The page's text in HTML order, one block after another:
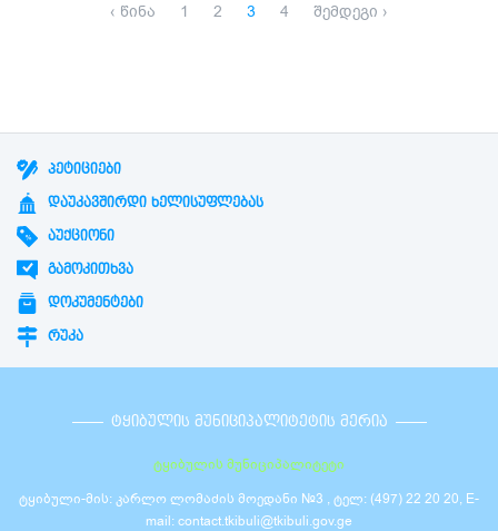
‹ წინა
1 2 3 4 შემდეგი ›
ᲞᲔᲢᲘᲪᲘᲔᲑᲘ
ᲓᲐᲣᲙᲐᲕᲨᲘᲠᲓᲘ ᲮᲔᲚᲘᲡᲣᲤᲚᲔᲑᲐᲡ
ᲐᲣᲥᲪᲘᲝᲜᲘ
ᲒᲐᲛᲝᲙᲘᲗᲮᲕᲐ
ᲓᲝᲙᲣᲛᲔᲜᲢᲔᲑᲘ
ᲠᲣᲙᲐ
ᲢᲧᲘᲑᲣᲚᲘᲡ ᲛᲣᲜᲘᲪᲘᲞᲐᲚᲘᲢᲔᲢᲘᲡ ᲛᲔᲠᲘᲐ
ტყიბულის მუნიციპალიტეტი
ტყიბული-მის: კარლო ლომაძის მოედანი №3 , ტელ: (497) 22 20 20, E-
mail: contact.tkibuli@tkibuli.gov.ge